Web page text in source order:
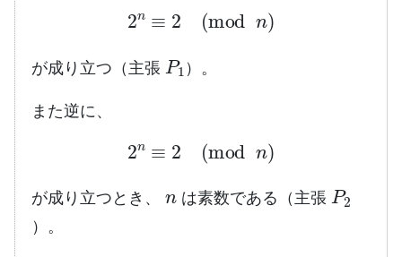
2n ≡2 modn )
が成り立つ（主張
）。
また逆に、
2n ≡2 modn
が成り立つとき、 は素数である（主張
P2
）。